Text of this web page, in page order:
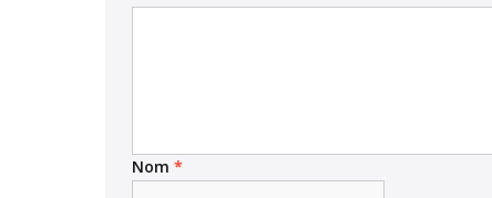
Nom *